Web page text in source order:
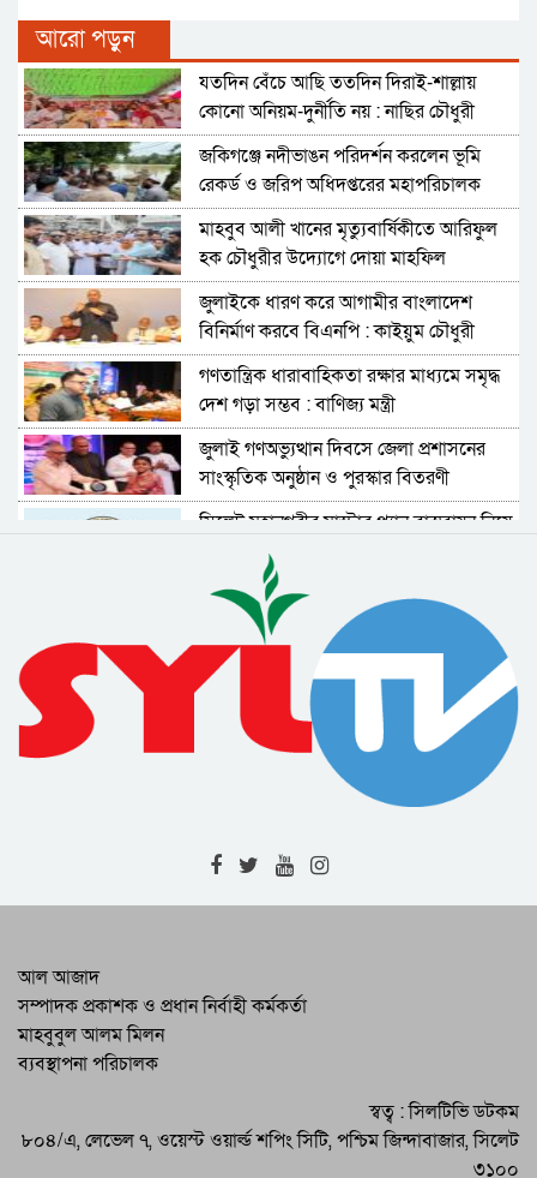
আরো পড়ুন
যতদিন বেঁচে আছি ততদিন দিরাই-শাল্লায়
কোনো অনিয়ম-দুর্নীতি নয় : নাছির চৌধুরী
জকিগঞ্জে নদীভাঙন পরিদর্শন করলেন ভূমি
রেকর্ড ও জরিপ অধিদপ্তরের মহাপরিচালক
মাহবুব আলী খানের মৃত্যুবার্ষিকীতে আরিফুল
হক চৌধুরীর উদ্যোগে দোয়া মাহফিল
জুলাইকে ধারণ করে আগামীর বাংলাদেশ
বিনির্মাণ করবে বিএনপি : কাইয়ুম চৌধুরী
গণতান্ত্রিক ধারাবাহিকতা রক্ষার মাধ্যমে সমৃদ্ধ
দেশ গড়া সম্ভব : বাণিজ্য মন্ত্রী
জুলাই গণঅভ্যুত্থান দিবসে জেলা প্রশাসনের
সাংস্কৃতিক অনুষ্ঠান ও পুরস্কার বিতরণী
সিলেট মহানগরীর মাস্টার প্ল্যান বাস্তবায়ন নিয়ে
ঢাকায় উচ্চপর্যায়ের সভা
শাল্লায় বর্ষার পানিতে গোসল করতে নেমে
বিদ্যুৎস্পৃষ্ট হয়ে ২ কিশোরের মৃত্যু
র‌্যাবের অভিয়ানে বিভিন্ন জেলায় গ্রেফতার ৫ ||
মাদক উদ্ধার || জরিমানা
নগরবাসীর জীবনমান উন্নয়নে পরিকল্পিত
উন্নয়নের বিকল্প নেই : সিসিক প্রশাসক
শিক্ষক মুরাদ আহমদের মৃত্যুতে শোকসভা ও
কর্মকর্তা জেলিনের সন্ধান দাবি মায়ের
বালাগঞ্জে দুর্নীতি প্রতিরোধ কমিটির বিতর্ক
প্রতিযোগিতার পুরস্কার বিতরণ
আল আজাদ
সম্পাদক প্রকাশক ও প্রধান নির্বাহী কর্মকর্তা
মাহবুবুল আলম মিলন
ব্যবস্থাপনা পরিচালক
স্বত্ব : সিলটিভি ডটকম
৮০৪/এ, লেভেল ৭, ওয়েস্ট ওয়ার্ল্ড শপিং সিটি, পশ্চিম জিন্দাবাজার, সিলেট
৩১০০